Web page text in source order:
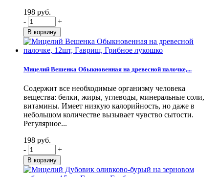
198 руб.
-
+
Мицелий Вешенка Обыкновенная на древесной палочке,...
Содержит все необходимые организму человека
вещества: белки, жиры, углеводы, минеральные соли,
витамины. Имеет низкую калорийность, но даже в
небольшом количестве вызывает чувство сытости.
Регулярное...
198 руб.
-
+